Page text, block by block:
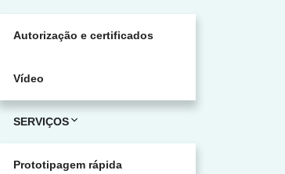
Autorização e certificados
Vídeo
SERVIÇOS
Prototipagem rápida